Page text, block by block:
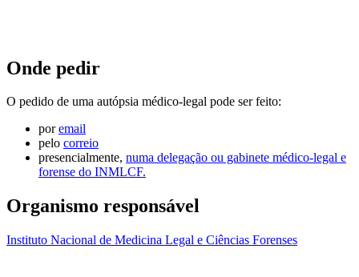
Onde pedir
O pedido de uma autópsia médico-legal pode ser feito:
poremail
pelo correio
presencialmente, numa delegação ou gabinete médico-legal e
forense do INMLCF.
Organismo responsável
Instituto Nacional de Medicina Legal e Ciências Forenses